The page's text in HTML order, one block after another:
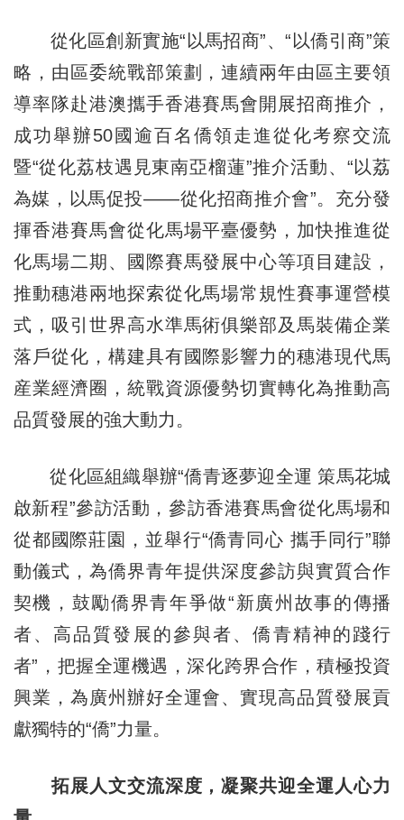
從化區創新實施“以馬招商”、“以僑引商”策
略，由區委統戰部策劃，連續兩年由區主要領
導率隊赴港澳攜手香港賽馬會開展招商推介，
成功舉辦50國逾百名僑領走進從化考察交流
暨“從化荔枝遇見東南亞榴蓮”推介活動、“以荔
為媒，以馬促投——從化招商推介會”。充分發
揮香港賽馬會從化馬場平臺優勢，加快推進從
化馬場二期、國際賽馬發展中心等項目建設，
推動穗港兩地探索從化馬場常規性賽事運營模
式，吸引世界高水準馬術俱樂部及馬裝備企業
落戶從化，構建具有國際影響力的穗港現代馬
産業經濟圈，統戰資源優勢切實轉化為推動高
品質發展的強大動力。
從化區組織舉辦“僑青逐夢迎全運 策馬花城
啟新程”參訪活動，參訪香港賽馬會從化馬場和
從都國際莊園，並舉行“僑青同心 攜手同行”聯
動儀式，為僑界青年提供深度參訪與實質合作
契機，鼓勵僑界青年爭做“新廣州故事的傳播
者、高品質發展的參與者、僑青精神的踐行
者”，把握全運機遇，深化跨界合作，積極投資
興業，為廣州辦好全運會、實現高品質發展貢
獻獨特的“僑”力量。
拓展人文交流深度，凝聚共迎全運人心力